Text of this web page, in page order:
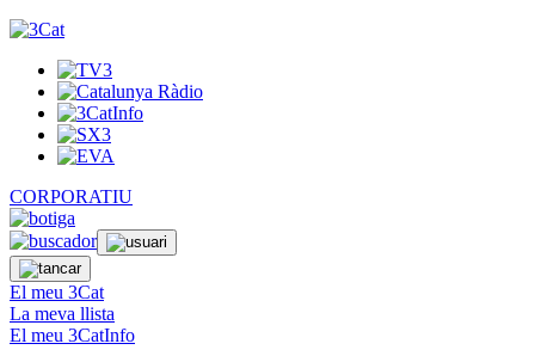
CORPORATIU
El meu 3Cat
La meva llista
El meu 3CatInfo